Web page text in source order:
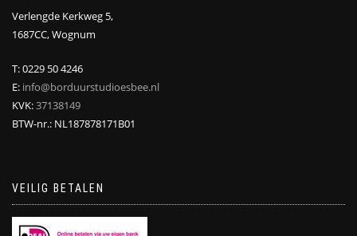
Verlengde Kerkweg 5,
1687CC, Wognum
T: 0229 50 4246
E: info@borduurstudioesbee.nl
KVK:37138149
BTW-nr.: NL187878171B01
VEILIG BETALEN